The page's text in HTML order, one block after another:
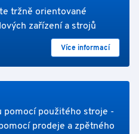
tržně orientované
zařízení a strojů
Více informací
použitého stroje -
prodeje a zpětného